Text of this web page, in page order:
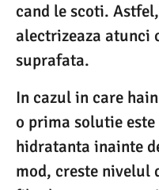
cand le scoti.
alectrizeaza atunci
suprafata.
In cazul in care
o prima solutie
hidratanta inainte
mod, creste